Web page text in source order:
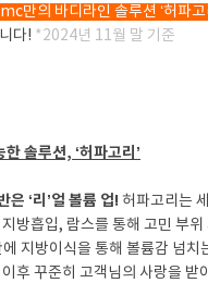
만의 바디라인 솔루션 ‘허파고
다! *2024년 11월 말 기준
솔루션, ‘허파고리’
은 ‘리’얼 볼륨 업! 허파고리는
방흡입, 람스를 통해 고민 부위
지방이식을 통해 볼륨감 넘치
후 꾸준히 고객님의 사랑을 받